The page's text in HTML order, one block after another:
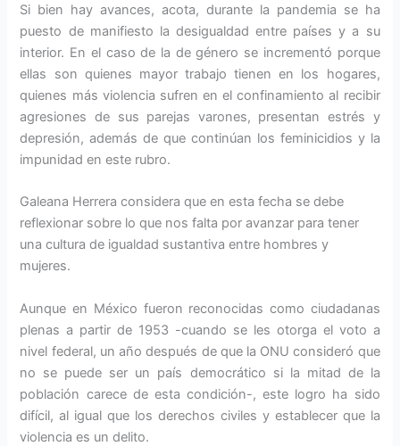
Si bien hay avances, acota, durante la pandemia se ha
puesto de manifiesto la desigualdad entre países y a su
interior. En el caso de la de género se incrementó porque
ellas son quienes mayor trabajo tienen en los hogares,
quienes más violencia sufren en el confinamiento al recibir
agresiones de sus parejas varones, presentan estrés y
depresión, además de que continúan los feminicidios y la
impunidad en este rubro.
Galeana Herrera considera que en esta fecha se debe
reflexionar sobre lo que nos falta por avanzar para tener
una cultura de igualdad sustantiva entre hombres y
mujeres.
Aunque en México fueron reconocidas como ciudadanas
plenas a partir de 1953 -cuando se les otorga el voto a
nivel federal, un año después de que la ONU consideró que
no se puede ser un país democrático si la mitad de la
población carece de esta condición-, este logro ha sido
difícil, al igual que los derechos civiles y establecer que la
violencia es un delito.